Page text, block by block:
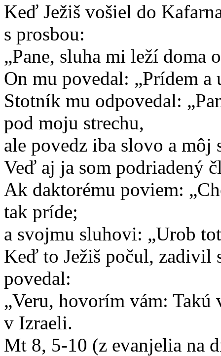
Keď Ježiš vošiel do
s prosbou:
„Pane, sluha mi leží doma
On mu povedal: „Prídem a
Stotník mu odpovedal:
pod moju strechu,
ale povedz iba slovo a môj
Veď aj ja som podriadený
Ak daktorému poviem:
tak príde;
a svojmu sluhovi: „Urob
Keď to Ježiš počul, zadivil
povedal:
„Veru, hovorím vám: Takú
v Izraeli.
Mt 8, 5-10 (z evanjelia na